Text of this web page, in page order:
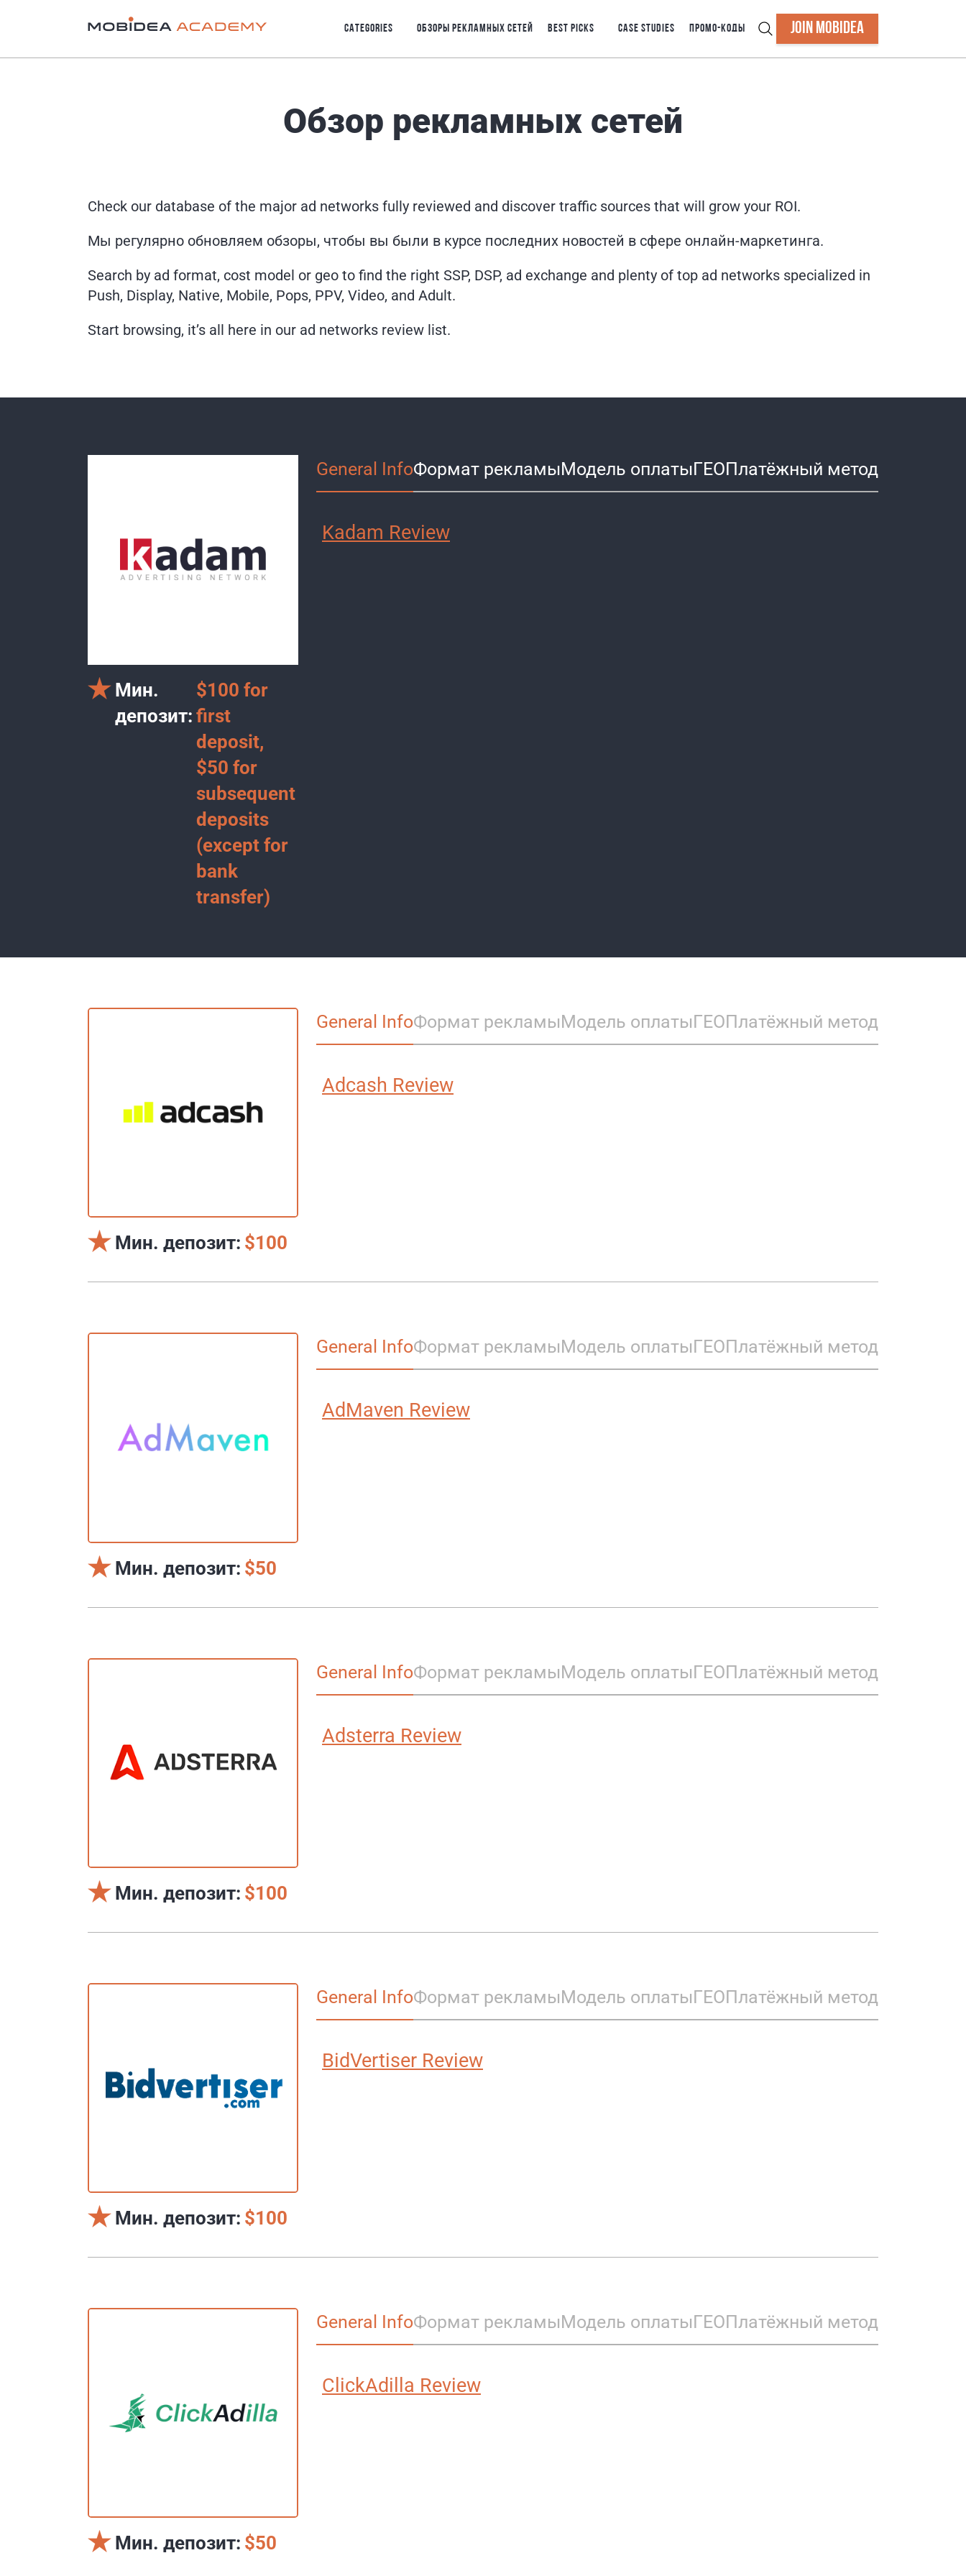
CATEGORIES ОБЗОРЫ РЕКЛАМНЫХ СЕТЕЙ BEST PICKS CASE STUDIES ПРОМО-КОДЫ JOIN MOBIDEA
Обзор рекламных сетей
Check our database of the major ad networks fully reviewed and discover traffic sources that will grow your ROI.
Мы регулярно обновляем обзоры, чтобы вы были в курсе последних новостей в сфере онлайн-маркетинга.
Search by ad format, cost model or geo to find the right SSP, DSP, ad exchange and plenty of top ad networks specialized in
Push, Display, Native, Mobile, Pops, PPV, Video, and Adult.
Start browsing, it’s all here in our ad networks review list.
Мин.
депозит:
$100 for
first
deposit,
$50 for
subsequent
deposits
(except for
bank
transfer)
General InfoФормат рекламыМодель оплатыГЕОПлатёжный метод
Kadam Review
Мин. депозит: $100
General InfoФормат рекламыМодель оплатыГЕОПлатёжный метод
Adcash Review
Мин. депозит: $50
General InfoФормат рекламыМодель оплатыГЕОПлатёжный метод
AdMaven Review
Мин. депозит: $100
General InfoФормат рекламыМодель оплатыГЕОПлатёжный метод
Adsterra Review
Мин. депозит: $100
General InfoФормат рекламыМодель оплатыГЕОПлатёжный метод
BidVertiser Review
Мин. депозит: $50
General InfoФормат рекламыМодель оплатыГЕОПлатёжный метод
ClickAdilla Review